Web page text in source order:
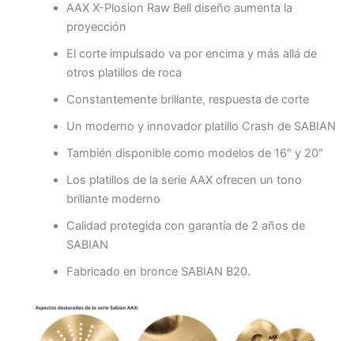
AAX X-Plosion Raw Bell diseño aumenta la
proyección
El corte impulsado va por encima y más allá de
otros platillos de roca
Constantemente brillante, respuesta de corte
Un moderno y innovador platillo Crash de SABIAN
También disponible como modelos de 16″ y 20″
Los platillos de la serie AAX ofrecen un tono
brillante moderno
Calidad protegida con garantía de 2 años de
SABIAN
Fabricado en bronce SABIAN B20.